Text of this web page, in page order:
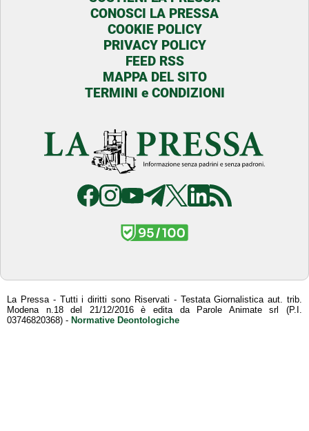
CONOSCI LA PRESSA
COOKIE POLICY
PRIVACY POLICY
FEED RSS
MAPPA DEL SITO
TERMINI e CONDIZIONI
La Pressa - Tutti i diritti sono Riservati - Testata Giornalistica aut. trib.
Modena n.18 del 21/12/2016 è edita da Parole Animate srl (P.I.
03746820368) - Normative Deontologiche